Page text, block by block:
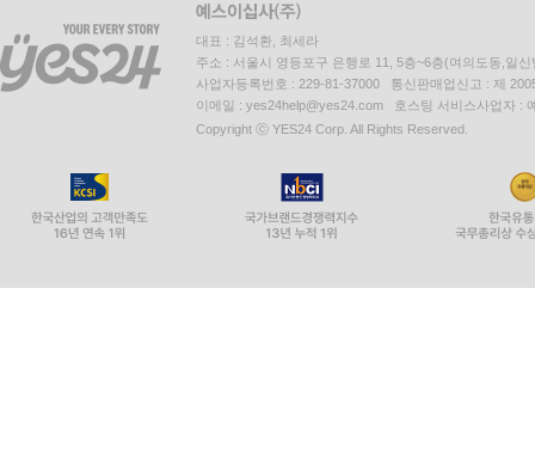
대표 : 김석환, 최세라
주소 : 서울시 영등포구 은행로 11, 5층~6층(여의도동,일신
사업자등록번호 : 229-81-37000 통신판매업신고 : 제
이메일 : yes24help@yes24.com 호스팅 서비스사업자 :
Copyright ⓒ YES24 Corp. All Rights Reserved.